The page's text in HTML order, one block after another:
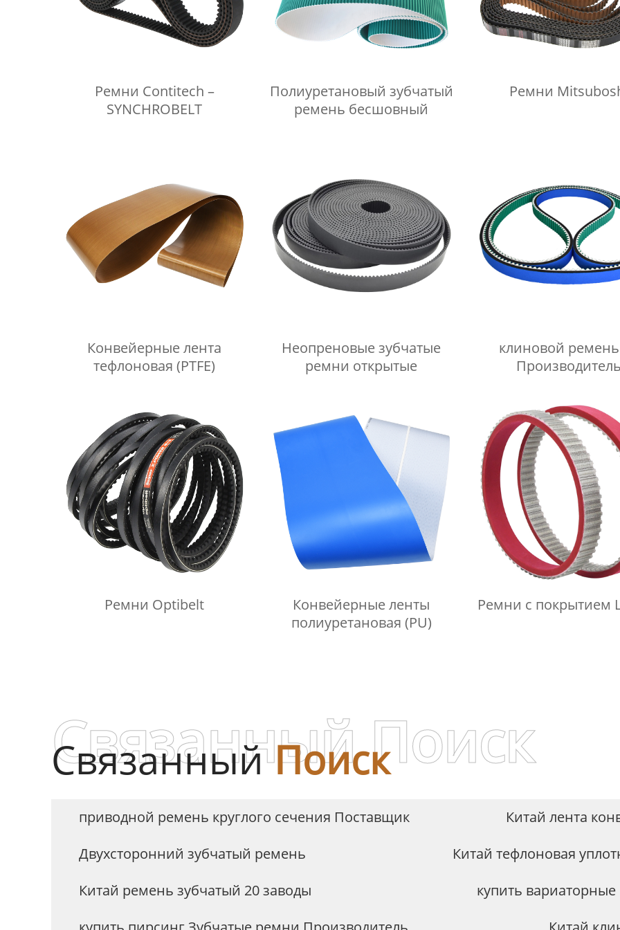
Ремни Contitech –
SYNCHROBELT
Полиуретановый зубчатый
ремень бесшовный
Ремни
Конвейерные лента
тефлоновая (PTFE)
Неопреновые зубчатые
ремни открытые
клиновой
Ремни Optibelt
Конвейерные ленты
полиуретановая (PU)
Ремни с покрытием
СвязанныйПоиск
Связанный Поиск
приводной ремень круглого сечения Поставщик
Китай лента
Двухсторонний зубчатый ремень
Китай тефлоновая
Китай ремень зубчатый 20 заводы
купить